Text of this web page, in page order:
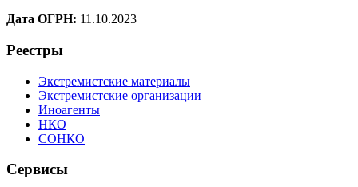
Дата ОГРН: 11.10.2023
Реестры
Экстремистские материалы
Экстремистские организации
Иноагенты
НКО
СОНКО
Сервисы